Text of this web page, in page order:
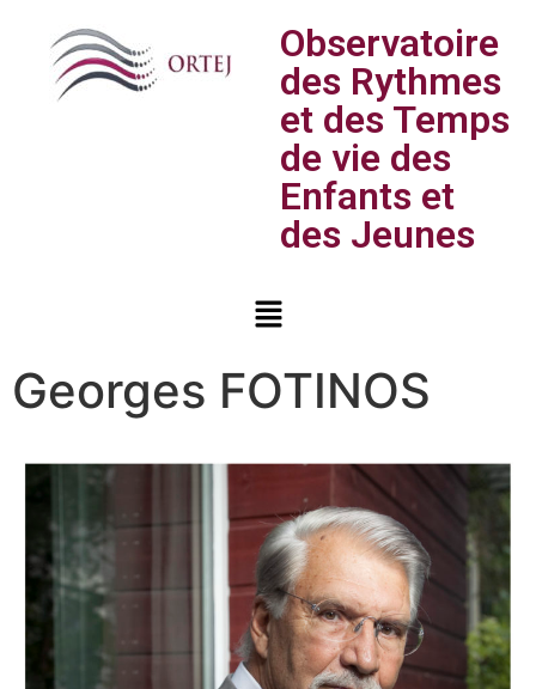
Observatoire
des Rythmes
et des Temps
de vie des
Enfants et
des Jeunes
Georges FOTINOS